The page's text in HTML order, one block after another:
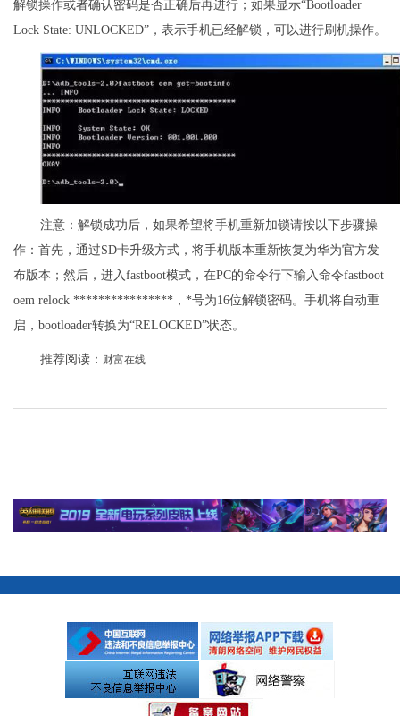
解锁操作或者确认密码是否正确后再进行；如果显示“Bootloader
Lock State: UNLOCKED”，表示手机已经解锁，可以进行刷机操作。
注意：解锁成功后，如果希望将手机重新加锁请按以下步骤操
作：首先，通过SD卡升级方式，将手机版本重新恢复为华为官方发
布版本；然后，进入fastboot模式，在PC的命令行下输入命令fastboot
oem relock ****************，*号为16位解锁密码。手机将自动重
启，bootloader转换为“RELOCKED”状态。
推荐阅读： 财富在线